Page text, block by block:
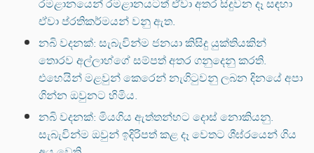
රමළානයෙන් රමළානයටත් ඒවා අතර සිදුවන දෑ සඳහා
ඒවා ප්රතිකර්මයන් වනු ඇත.
නබි වදනක්: සැබැවින්ම ජනයා කිසිදු යුක්තියකින්
තොරව අල්ලාහ්ගේ සම්පත් අතර ගනුදෙනු කරති.
එහෙයින් මළවුන් කෙරෙන් නැගිටුවනු ලබන දිනයේ අපා
ගින්න ඔවුනට හිමිය.
නබි වදනක්: මියගිය ඇත්තන්හට දොස් නොකියනු.
සැබැවින්ම ඔවුන් ඉදිරිපත් කළ දෑ වෙතට ශීඝ්රයෙන් ගිය